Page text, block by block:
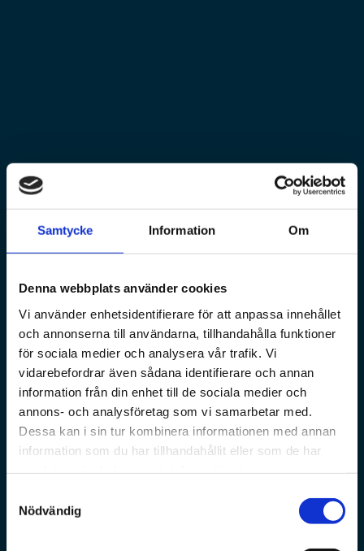
Samtycke Information Om
Denna webbplats använder cookies
Vi använder enhetsidentifierare för att anpassa innehållet
och annonserna till användarna, tillhandahålla funktioner
för sociala medier och analysera vår trafik. Vi
vidarebefordrar även sådana identifierare och annan
information från din enhet till de sociala medier och
annons- och analysföretag som vi samarbetar med.
Dessa kan i sin tur kombinera informationen med annan
information som du har tillhandahållit eller som de har
Nödvändig